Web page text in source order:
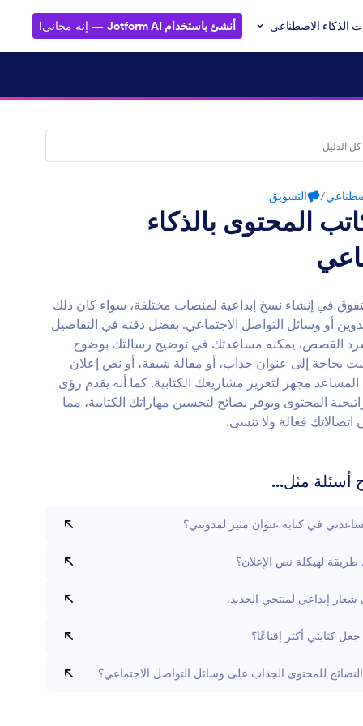
الذكاء الاصطناعي أنشئ باستخدام Jotform AI — إنه مجاني!
/ التسويق
المحتوى بالذكاء
في إنشاء نسخ إبداعية لمنصات مختلفة، سواء كان ذلك
أو وسائل التواصل الاجتماعي. بفضل دقته في التفاصيل
القصص، يمكنه مساعدتك في توضيح رسالتك بوضوح
بحاجة إلى عنوان جذاب، أو مقالة شيقة، أو نص إعلان
المساعد مجهز لتعزيز مشاريعك الكتابية. كما أنه يقدم رؤى
المحتوى ويوفر نصائح لتحسين مهاراتك الكتابية، مما
فعالة ولا تنسى.
أسئلة مثل...
في كتابة عنوان مثير لمدونتي؟
لهيكلة نص الإعلان؟
شعار إبداعي لمنتجي الجديد.
كتابتي أكثر إقناعًا؟
للمحتوى الجذاب على وسائل التواصل الاجتماعي؟